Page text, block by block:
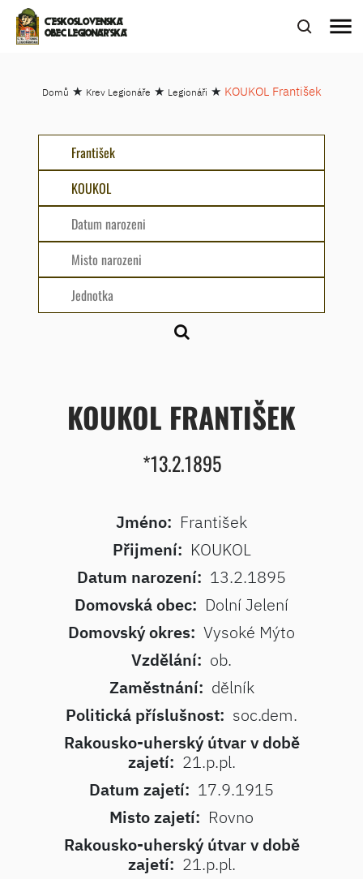
ČESKOSLOVENSKÁ
OBEC LEGIONÁŘSKÁ
menu
Domů ★ Krev Legionáře ★ Legionáři ★ KOUKOL František
KOUKOL FRANTIŠEK
*13.2.1895
Jméno: František
Přijmení: KOUKOL
Datum narození: 13.2.1895
Domovská obec: Dolní Jelení
Domovský okres: Vysoké Mýto
Vzdělání: ob.
Zaměstnání: dělník
Politická příslušnost: soc.dem.
Rakousko-uherský útvar v době
zajetí: 21.p.pl.
Datum zajetí: 17.9.1915
Misto zajetí: Rovno
Rakousko-uherský útvar v době
zajetí: 21.p.pl.